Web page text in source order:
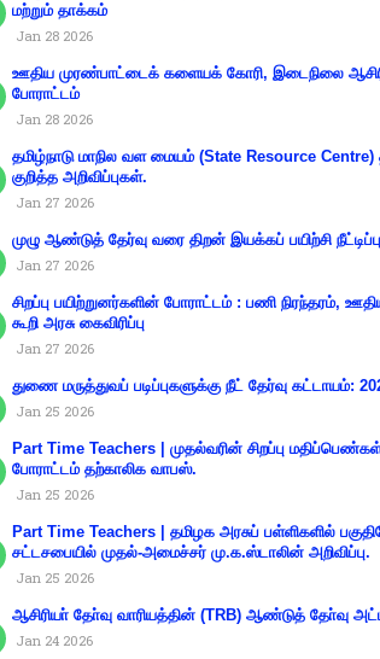
மற்றும் தாக்கம்
Jan 28 2026
ஊதிய முரண்பாட்டைக் களையக் கோரி, இடைநிலை
போராட்டம்
Jan 28 2026
தமிழ்நாடு மாநில வள மையம் (State Resource Centre)
குறித்த அறிவிப்புகள்.
Jan 27 2026
முழு ஆண்டுத் தேர்வு வரை திறன் இயக்கப் பயிற்சி
Jan 27 2026
சிறப்பு பயிற்றுனர்களின் போராட்டம் : பணி நிரந்தரம்,
கூறி அரசு கைவிரிப்பு
Jan 27 2026
துணை மருத்துவப் படிப்புகளுக்கு நீட் தேர்வு கட்டாயம்:
Jan 25 2026
Part Time Teachers | முதல்வரின் சிறப்பு மதிப்பெண்கள்
போராட்டம் தற்காலிக வாபஸ்.
Jan 25 2026
Part Time Teachers | தமிழக அரசுப் பள்ளிகளில்
சட்டசபையில் முதல்-அமைச்சர் மு.க.ஸ்டாலின் அறிவிப்பு.
Jan 25 2026
ஆசிரியா் தோ்வு வாரியத்தின் (TRB) ஆண்டுத் தோ்வு
Jan 24 2026